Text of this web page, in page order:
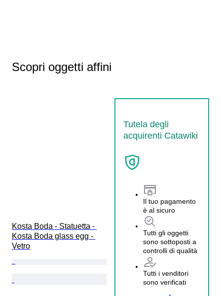
Scopri oggetti affini
Tutela degli
acquirenti Catawiki
Il tuo pagamento
è al sicuro
Tutti gli oggetti
sono sottoposti a
controlli di qualità
Tutti i venditori
sono verificati
Kosta Boda - Statuetta -
Kosta Boda glass egg -
Vetro